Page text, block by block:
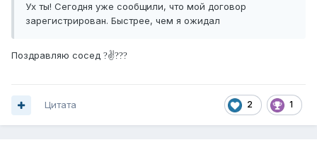
Ух ты! Сегодня уже сообщили, что мой договор
зарегистрирован. Быстрее, чем я ожидал
Поздравляю сосед ?✌???
2 1
Цитата